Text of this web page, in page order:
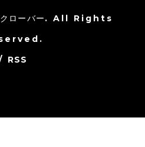
ローバー. All Rights
RSS